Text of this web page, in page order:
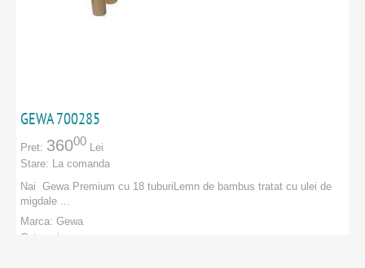
GEWA 700285
Pret: 36000 Lei
Stare: La comanda
Nai Gewa Premium cu 18 tuburiLemn de bambus tratat cu ulei de
migdale ...
Marca: Gewa
Categorie: